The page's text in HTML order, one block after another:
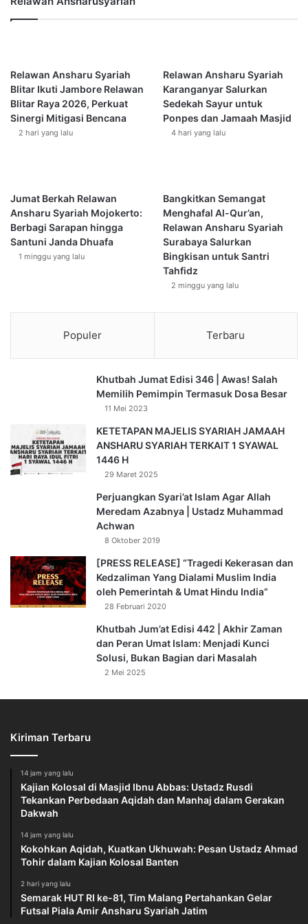
mendekatkan kita kepada kematian dan akhirat. Orang yang
beruntung adalah orang yang mau mengingat hal ini,
menghitung dirinya, memperbaiki kekurangan, segera
bertobat jika berbuat dosa, dan menggunakan sisa
Dan Allah juga berfirman:
كُلُّ نَفْسٍ ذَآئِقَةُ ٱلْمَوْتِ ۗ وَإِنَّمَا تُوَفَّوْنَ أُجُورَكُمْ يَوْمَ ٱلْقِيَٰمَةِ ۖ
فَمَن زُحْزِحَ عَنِ ٱلنَّارِ وَأُدْخِلَ ٱلْجَنَّةَ فَقَدْ فَازَ ۗ وَمَا ٱلْحَيَوٰةُ
ٱلدُّنْيَآ إِلَّا مَتَٰعُ ٱلْغُرُورِ
sesungguhnya pada hari kiamat sajalah disempurnakan
pahalamu. Barangsiapa dijauhkan dari neraka dan
dimasukkan ke dalam surga, maka sungguh ia telah
beruntung. Kehidupan dunia itu tidak lain hanyalah
kesenangan yang memperdayakan,” (QS. Ali ‘Imran: 185).
Jamaah yang dimuliakan Allah,
setiap tahun yang berlalu membawa kita semakin dekat
kepada kematian. Karena itu, semakin berkurang umur kita,
semakin besar tanggung jawab kita di hadapan Allah.
Rasulullah Shalallahu alaihi wa Sallam bersabda:
«لَا تَزُولُ قَدَمَا عَبْدٍ يَوْمَ القِيَامَةِ حَتَّى يُسْأَلَ عَنْ عُمُرِهِ فِيمَا أَفْنَاهُ، وَعَنْ
عِلْمِهِ فِيمَ فَعَلَ، وَعَنْ مَالِهِ مِنْ أَيْنَ اكْتَسَبَهُ وَفِيمَ أَنْفَقَهُ، وَعَنْ جِسْمِهِ فِيمَ
أَبْلَاهُ». [صحيح] – [رواه الترمذي] – [سنن الترمذي: 2417]
“Kedua kaki seorang hamba tidak akan bergeser pada hari
kiamat kelak hingga ditanya tentang umurnya, untuk apa ia
habiskan? Tentang ilmunya, untuk apa ia manfaatkan?
belanjakan? Dan tentang tubuhnya, untuk apa ia
[Sahih] – [HR. Tirmizi] – [Sunan Tirmizi – 2417]
Artinya, semua waktu yang kita miliki akan ditanya oleh
Allah. Tidak ada satu hari pun yang sia-sia.
memperbaiki diri. Mari kita hitung diri kita sebelum Allah
menghitung amal kita.
Jamaah Jumat yang dirahmati Allah,
Ketika Rasulullah Shalallahu alaihi wa Sallam melihat
g
w
a
h
D
a
l
A
n
d
a
a
n
g
T
u
t
e
g
u
m
d
u
a
t
Relawan Ansharu Syariah
Blitar Ikuti Jambore Relawan
Blitar Raya 2026, Perkuat
Sinergi Mitigasi Bencana
2 hari yang lalu
Relawan Ansharu Syariah
Karanganyar Salurkan
Sedekah Sayur untuk
Ponpes dan Jamaah Masjid
4 hari yang lalu
Jumat Berkah Relawan
Ansharu Syariah Mojokerto:
Berbagi Sarapan hingga
Santuni Janda Dhuafa
1 minggu yang lalu
Bangkitkan Semangat
Menghafal Al-Qur’an,
Relawan Ansharu Syariah
Surabaya Salurkan
Bingkisan untuk Santri
Tahfidz
2 minggu yang lalu
Populer Terbaru
Khutbah Jumat Edisi 346 | Awas! Salah
Memilih Pemimpin Termasuk Dosa Besar
11 Mei 2023
KETETAPAN MAJELIS SYARIAH JAMAAH
ANSHARU SYARIAH TERKAIT 1 SYAWAL
1446 H
29 Maret 2025
Perjuangkan Syari’at Islam Agar Allah
Meredam Azabnya | Ustadz Muhammad
Achwan
8 Oktober 2019
[PRESS RELEASE] “Tragedi Kekerasan dan
Kedzaliman Yang Dialami Muslim India
oleh Pemerintah & Umat Hindu India”
28 Februari 2020
Khutbah Jum’at Edisi 442 | Akhir Zaman
dan Peran Umat Islam: Menjadi Kunci
Solusi, Bukan Bagian dari Masalah
2 Mei 2025
Kiriman Terbaru
14 jam yang lalu
Kajian Kolosal di Masjid Ibnu Abbas: Ustadz Rusdi
Tekankan Perbedaan Aqidah dan Manhaj dalam Gerakan
Dakwah
14 jam yang lalu
Kokohkan Aqidah, Kuatkan Ukhuwah: Pesan Ustadz Ahmad
Tohir dalam Kajian Kolosal Banten
2 hari yang lalu
Semarak HUT RI ke-81, Tim Malang Pertahankan Gelar
Futsal Piala Amir Ansharu Syariah Jatim